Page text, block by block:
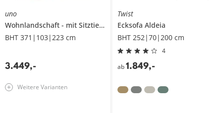
uno
Wohnlandschaft
mit Sitztiefenverstellung
Fondi
BHT 371|103|223 cm
3.449,-
Weitere Varianten
Twist
Ecksofa Aldeia
BHT 252|70|200 cm
4
ab 1.849,-